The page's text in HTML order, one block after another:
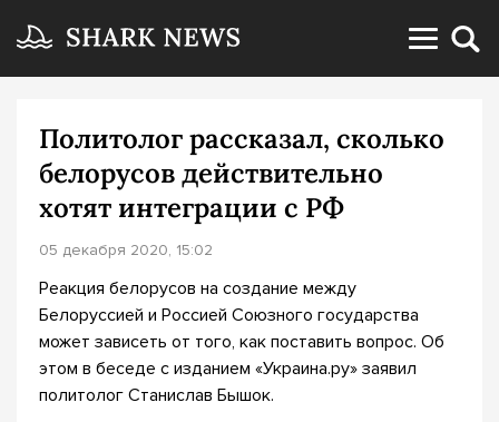
Политолог рассказал, сколько
белорусов действительно
хотят интеграции с РФ
05 декабря 2020, 15:02
Реакция белорусов на создание между
Белоруссией и Россией Союзного государства
может зависеть от того, как поставить вопрос. Об
этом в беседе с изданием «Украина.ру» заявил
политолог Станислав Бышок.